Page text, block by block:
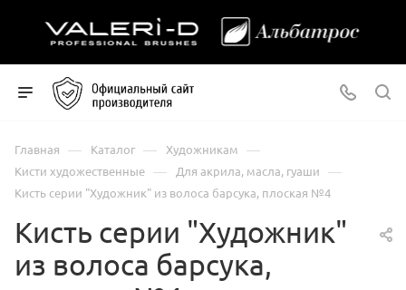
Главная — Каталог — Художникам —
Кисти художественные — Для акрила, масла, гуаши —
Кисть серии "Художник" из волоса барсука, плоская №4
Кисть серии "Художник"
из волоса барсука,